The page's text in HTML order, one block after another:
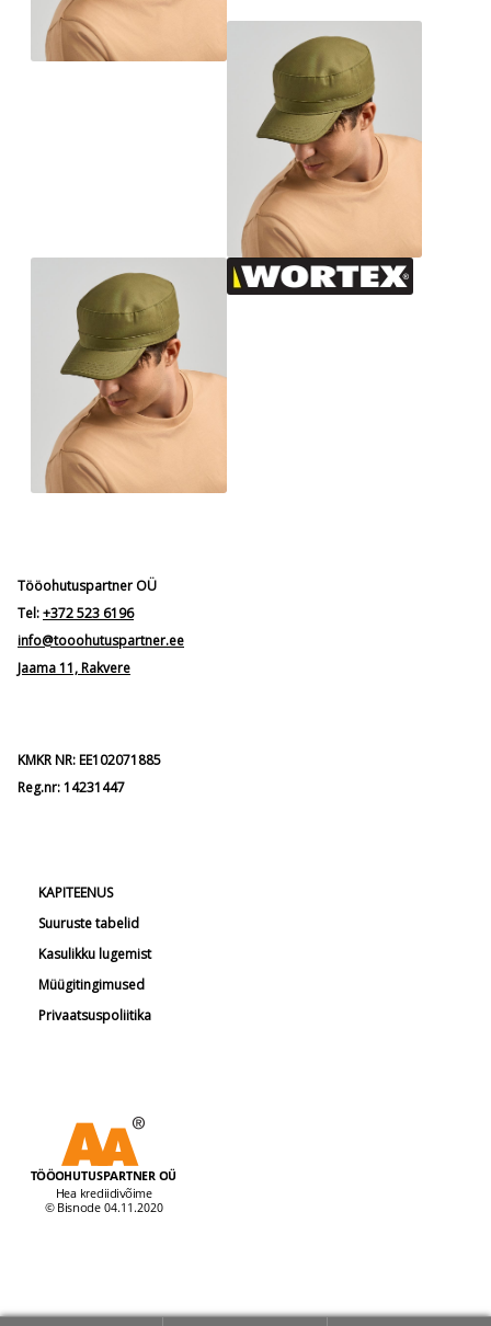
Tööohutuspartner OÜ
Tel:+372 523 6196
info@tooohutuspartner.ee
Jaama 11, Rakvere
KMKR NR: EE102071885
Reg.nr: 14231447
KAPITEENUS
Suuruste tabelid
Kasulikku lugemist
Müügitingimused
Privaatsuspoliitika